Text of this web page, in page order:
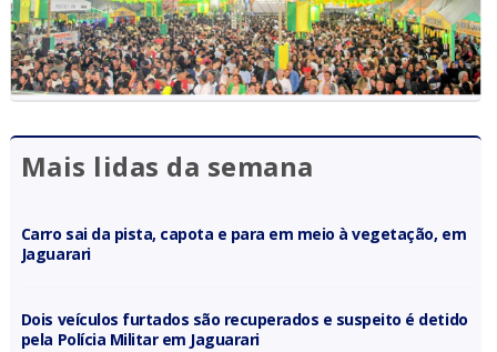
Mais lidas da semana
Carro sai da pista, capota e para em meio à vegetação, em
Jaguarari
Dois veículos furtados são recuperados e suspeito é detido
pela Polícia Militar em Jaguarari